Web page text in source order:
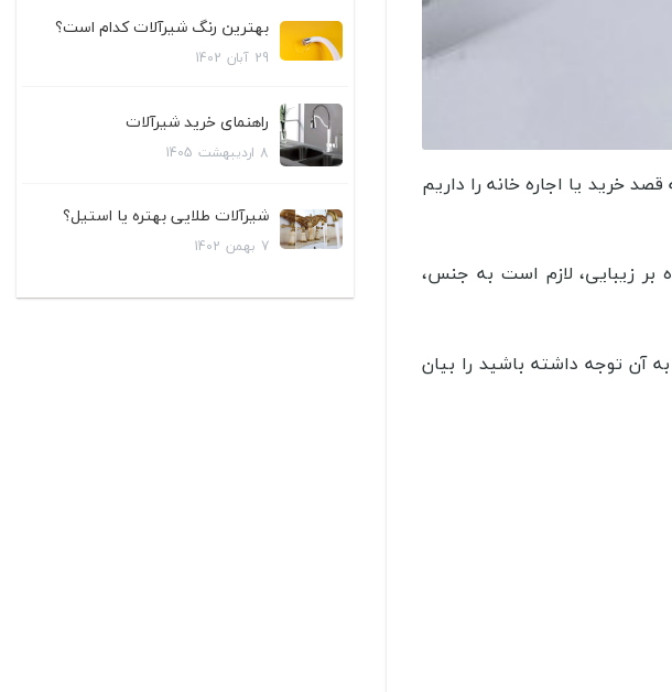
خرید یا اجاره خانه را داریم
بر زیبایی، لازم است به جنس،
به آن توجه داشته باشید را بیان
بهترین رنگ شیرآلات کدام است؟
29 آبان 1402
راهنمای خرید شیرآلات
8 اردیبهشت 1405
شیرآلات طلایی بهتره یا استیل؟
7 بهمن 1402